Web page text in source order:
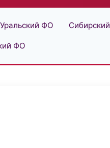
Уральский ФО
ФО